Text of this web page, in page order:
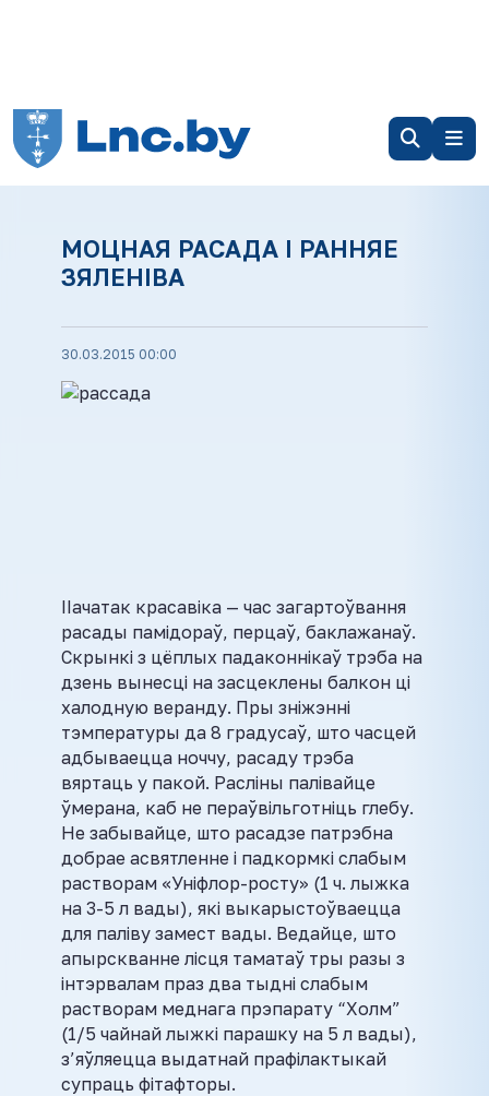
МОЦНАЯ РАСАДА І РАННЯЕ
ЗЯЛЕНІВА
30.03.2015 00:00
ІІачатак красавіка — час загартоўвання
расады памідораў, перцаў, баклажанаў.
Скрынкі з цёплых падаконнікаў трэба на
дзень вынесці на засцеклены балкон ці
халодную веранду. Пры зніжэнні
тэмпературы да 8 градусаў, што часцей
адбываецца ноччу, расаду трэба
вяртаць у пакой. Расліны палівайце
ўмерана, каб не пераўвільготніць глебу.
Не забывайце, што расадзе патрэбна
добрае асвятленне і падкормкі слабым
растворам «Уніфлор-росту» (1 ч. лыжка
на 3-5 л вады), які выкарыстоўваецца
для паліву замест вады. Ведайце, што
апырскванне лісця таматаў тры разы з
інтэрвалам праз два тыдні слабым
растворам меднага прэпарату “Холм”
(1/5 чайнай лыжкі парашку на 5 л вады),
з’яўляецца выдатнай прафілактыкай
супраць фітафторы.